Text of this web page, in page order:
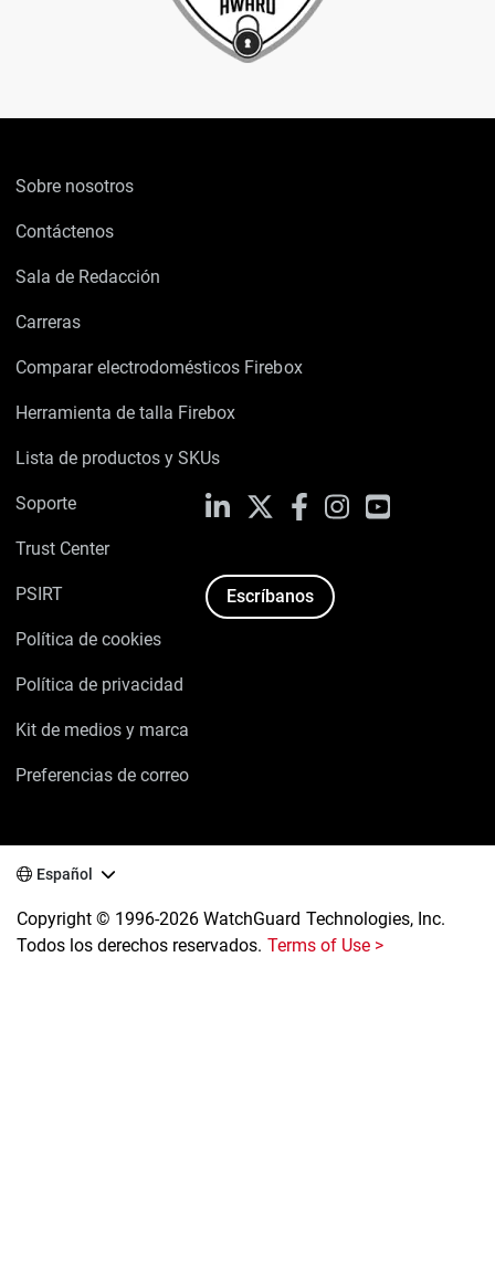
Sobre nosotros
Contáctenos
Sala de Redacción
Carreras
Comparar electrodomésticos Firebox
Herramienta de talla Firebox
Lista de productos y SKUs
Soporte
Trust Center
PSIRT
Política de cookies
Política de privacidad
Kit de medios y marca
Preferencias de correo
LinkedIn FacebookInstagramYouTube
Escríbanos
Español
Copyright © 1996-2026 WatchGuard Technologies, Inc.
Todos los derechos reservados. Terms of Use >